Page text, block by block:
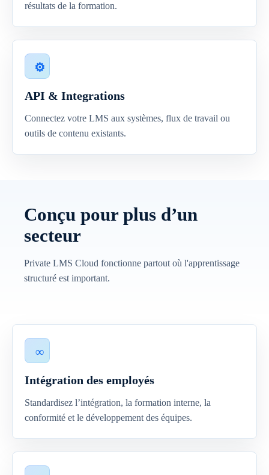
résultats de la formation.
API & Integrations
Connectez votre LMS aux systèmes, flux de travail ou
outils de contenu existants.
Conçu pour plus d’un
secteur
Private LMS Cloud fonctionne partout où l'apprentissage
structuré est important.
Intégration des employés
Standardisez l’intégration, la formation interne, la
conformité et le développement des équipes.